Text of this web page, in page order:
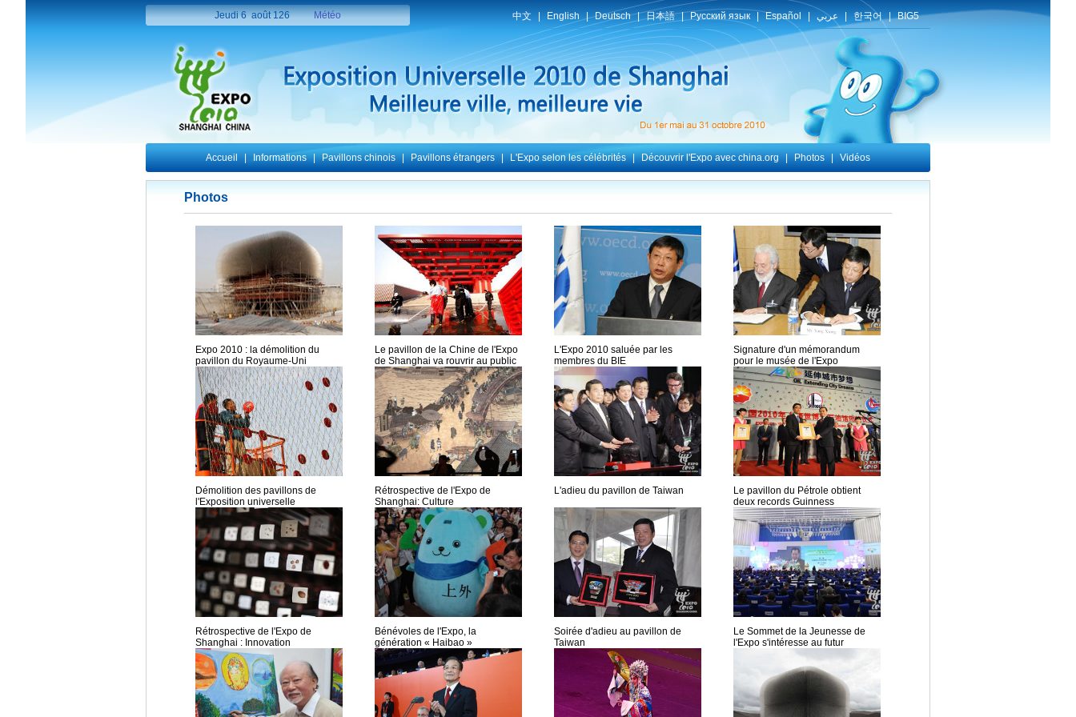
Photos
Expo 2010 : la démolition du
pavillon du Royaume-Uni
Le pavillon de la Chine de l'Expo
de Shanghai va rouvrir au public
L'Expo 2010 saluée par les
membres du BIE
Signature d'un mémorandum
pour le musée de l'Expo
Démolition des pavillons de
l'Exposition universelle
Rétrospective de l'Expo de
Shanghai: Culture
L'adieu du pavillon de Taiwan
Le pavillon du Pétrole obtient
deux records Guinness
Rétrospective de l'Expo de
Shanghai : Innovation
Bénévoles de l'Expo, la
génération « Haibao »
Soirée d'adieu au pavillon de
Taiwan
Le Sommet de la Jeunesse de
l'Expo s'intéresse au futur